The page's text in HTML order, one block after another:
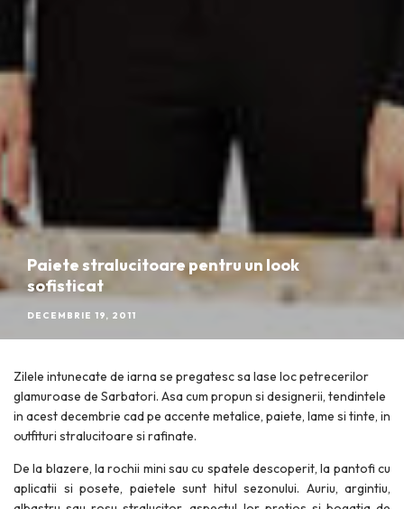
Paiete stralucitoare pentru un look
sofisticat
DECEMBRIE 19, 2011
Zilele intunecate de iarna se pregatesc sa lase loc petrecerilor
glamuroase de Sarbatori. Asa cum propun si designerii, tendintele
in acest decembrie cad pe accente metalice, paiete, lame si tinte, in
outfituri stralucitoare si rafinate.
De la blazere, la rochii mini sau cu spatele descoperit, la pantofi cu
aplicatii si posete, paietele sunt hitul sezonului. Auriu, argintiu,